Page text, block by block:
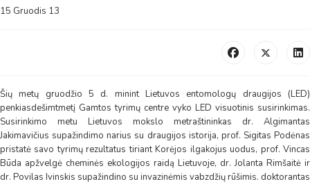
15 Gruodis 13
Šių metų gruodžio 5 d. minint Lietuvos entomologų draugijos (LED)
penkiasdešimtmetį Gamtos tyrimų centre vyko LED visuotinis susirinkimas.
Susirinkimo metu Lietuvos mokslo metraštininkas dr. Algimantas
Jakimavičius supažindimo narius su draugijos istorija, prof. Sigitas Podėnas
pristatė savo tyrimų rezultatus tiriant Korėjos ilgakojus uodus, prof. Vincas
Būda apžvelgė cheminės ekologijos raidą Lietuvoje, dr. Jolanta Rimšaitė ir
dr. Povilas Ivinskis supažindino su invazinėmis vabzdžių rūšimis. doktorantas